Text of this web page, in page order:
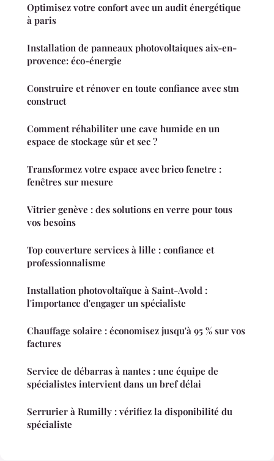
Optimisez votre confort avec un audit énergétique
à paris
Installation de panneaux photovoltaiques aix-en-
provence: éco-énergie
Construire et rénover en toute confiance avec stm
construct
Comment réhabiliter une cave humide en un
espace de stockage sûr et sec ?
Transformez votre espace avec brico fenetre :
fenêtres sur mesure
Vitrier genève : des solutions en verre pour tous
vos besoins
Top couverture services à lille : confiance et
professionnalisme
Installation photovoltaïque à Saint-Avold :
l'importance d'engager un spécialiste
Chauffage solaire : économisez jusqu'à 95 % sur vos
factures
Service de débarras à nantes : une équipe de
spécialistes intervient dans un bref délai
Serrurier à Rumilly : vérifiez la disponibilité du
spécialiste